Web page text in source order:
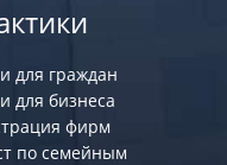
для граждан
для бизнеса
фирм
по семейным